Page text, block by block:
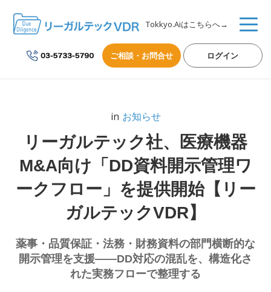
Tokkyo.Aiはこちらへ→
ご相談・お問合せ ログイン
in お知らせ
リーガルテック社、医療機器
M&A向け「DD資料開示管理ワ
ークフロー」を提供開始【リー
ガルテックVDR】
薬事・品質保証・法務・財務資料の部門横断的な
開示管理を支援——DD対応の混乱を、構造化さ
れた実務フローで整理する